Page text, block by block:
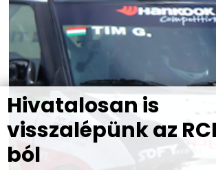
Hivatalosan is
visszalépünk az
ból